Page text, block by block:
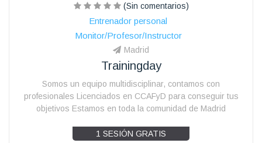
(Sin comentarios)
Entrenador personal
Monitor/Profesor/Instructor
Madrid
Trainingday
Somos un equipo multidisciplinar, contamos con
profesionales Licenciados en CCAFyD para conseguir tus
objetivos Estamos en toda la comunidad de Madrid
1 SESIÓN GRATIS